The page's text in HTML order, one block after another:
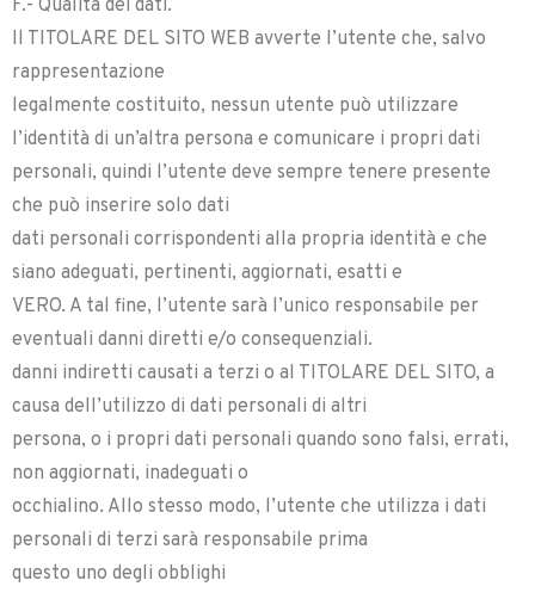
F.- Qualità dei dati.
Il TITOLARE DEL SITO WEB avverte l’utente che, salvo
rappresentazione
legalmente costituito, nessun utente può utilizzare
l’identità di un’altra persona e comunicare i propri dati
personali, quindi l’utente deve sempre tenere presente
che può inserire solo dati
dati personali corrispondenti alla propria identità e che
siano adeguati, pertinenti, aggiornati, esatti e
VERO. A tal fine, l’utente sarà l’unico responsabile per
eventuali danni diretti e/o consequenziali.
danni indiretti causati a terzi o al TITOLARE DEL SITO, a
causa dell’utilizzo di dati personali di altri
persona, o i propri dati personali quando sono falsi, errati,
non aggiornati, inadeguati o
occhialino. Allo stesso modo, l’utente che utilizza i dati
personali di terzi sarà responsabile prima
questo uno degli obblighi